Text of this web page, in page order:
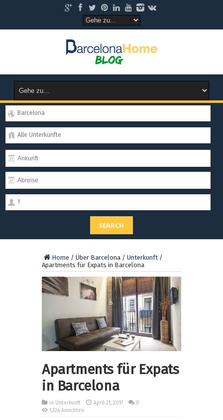
Barcelona
Alle Unterkünfte
1
SEARCH
Home / Über Barcelona / Unterkunft /
Apartments für Expats in Barcelona
Apartments für Expats
in Barcelona
in Unterkunft April 21, 2017
0
1,324 Ansichten